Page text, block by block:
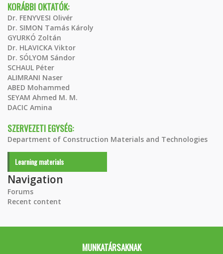
KORÁBBI OKTATÓK:
Dr. FENYVESI Olivér
Dr. SIMON Tamás Károly
GYURKÓ Zoltán
Dr. HLAVICKA Viktor
Dr. SÓLYOM Sándor
SCHAUL Péter
ALIMRANI Naser
ABED Mohammed
SEYAM Ahmed M. M.
DACIC Amina
SZERVEZETI EGYSÉG:
Department of Construction Materials and Technologies
Learning materials
Navigation
Forums
Recent content
MUNKATÁRSAKNAK